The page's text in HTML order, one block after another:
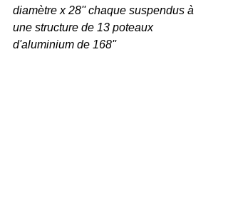
diamètre x 28'' chaque suspendus à
une structure de 13 poteaux
d'aluminium de 168''